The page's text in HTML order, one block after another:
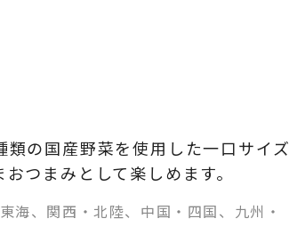
の国産野菜を使用した一口サイズ
つまみとして楽しめます。
海、関西・北陸、中国・四国、九州・